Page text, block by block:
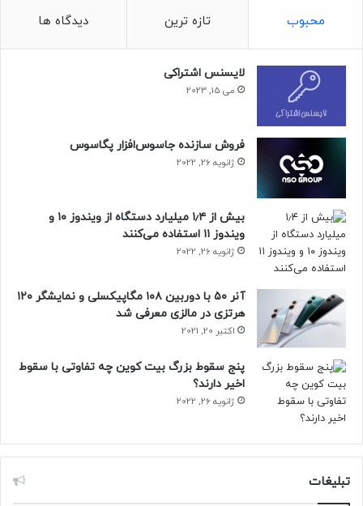
محبوب تازه ترین دیدگاه ها
لایسنس اشتراکی
می 15, 2023
فروش سازنده جاسوس‌افزار پگاسوس
ژانویه 26, 2022
بیش از ۱٫۴ میلیارد دستگاه از ویندوز ۱۰ و
ویندوز ۱۱ استفاده می‌کنند
ژانویه 26, 2022
آنر ۵۰ با دوربین ۱۰۸ مگاپیکسلی و نمایشگر ۱۲۰
هرتزی در مالزی معرفی شد
اکتبر 20, 2021
پنج سقوط بزرگ بیت کوین چه تفاوتی با سقوط
اخیر دارند؟
ژانویه 26, 2022
تبلیغات